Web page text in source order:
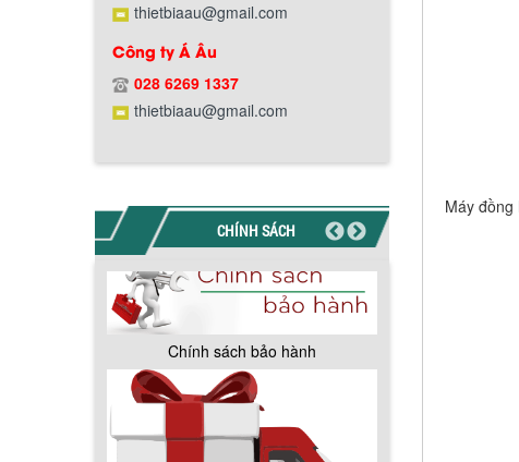
thietbiaau@gmail.com
Công ty Á Âu
028 6269 1337
thietbiaau@gmail.com
CHÍNH SÁCH
Chính sách đổi trả hàng
Chính sách bảo hành
Chính sách giao hàng
Máy